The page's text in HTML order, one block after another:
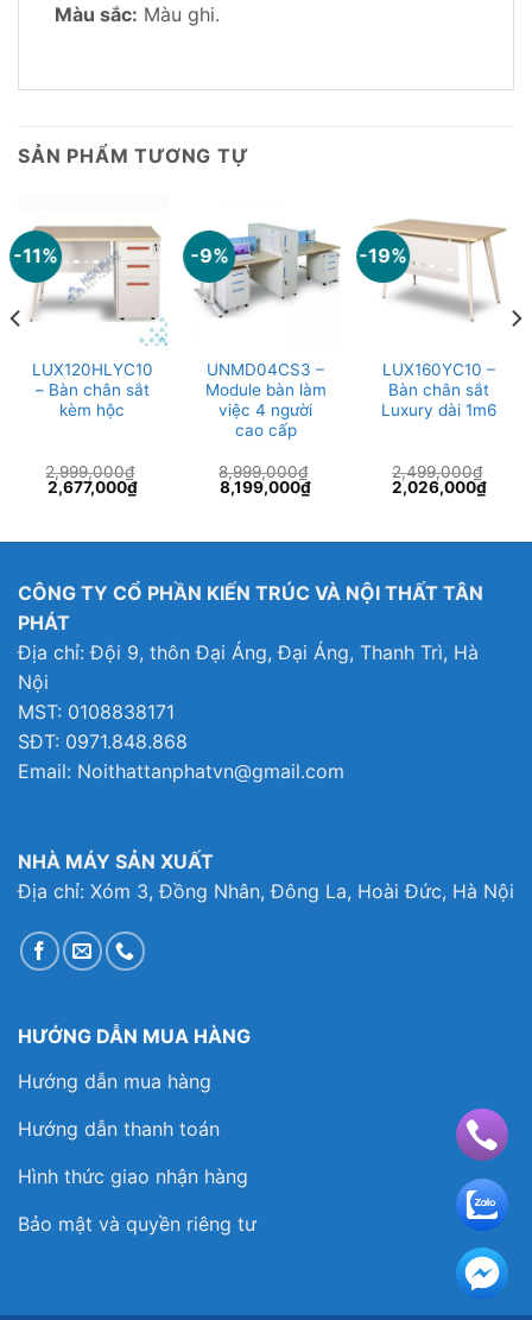
Màu sắc: Màu ghi.
SẢN PHẨM TƯƠNG TỰ
-11%
LUX120HLYC10
– Bàn chân sắt
kèm hộc
2,999,000₫
Giá
gốc
2,677,000₫Giá
hiện
2,677,000₫.
-9%
UNMD04CS3 –
Module bàn làm
việc 4 người
cao cấp
8,999,000₫
Giá
gốc
8,199,000₫Giá
8,199,000₫.
-19%
LUX160YC10 –
Bàn chân sắt
Luxury dài 1m6
2,499,000₫
Giá
gốc
2,026,000₫Giá
hiện
CÔNG TY CỔ PHẦN KIẾN TRÚC VÀ NỘI THẤT TÂN
PHÁT
Địa chỉ: Đội 9, thôn Đại Áng, Đại Áng, Thanh Trì, Hà
Nội
MST: 0108838171
SĐT: 0971.848.868
Email: Noithattanphatvn@gmail.com
NHÀ MÁY SẢN XUẤT
Địa chỉ: Xóm 3, Đồng Nhân, Đông La, Hoài Đức, Hà Nội
HƯỚNG DẪN MUA HÀNG
Hướng dẫn mua hàng
Hướng dẫn thanh toán
Hình thức giao nhận hàng
Bảo mật và quyền riêng tư